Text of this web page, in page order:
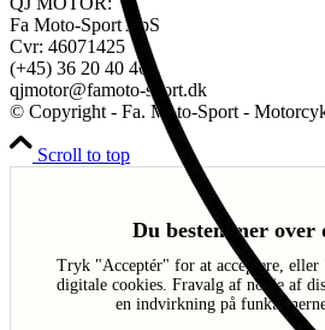
Fa Moto-Sport ApS
Cvr: 46071425
(+45) 36 20 40 46
qjmotor@famoto-sport.dk
© Copyright - Fa. Moto-Sport -
Scroll to top
Du bestemmer over
Tryk "Acceptér" for at acceptere,
digitale cookies. Fravalg af nogle af
en indvirkning på